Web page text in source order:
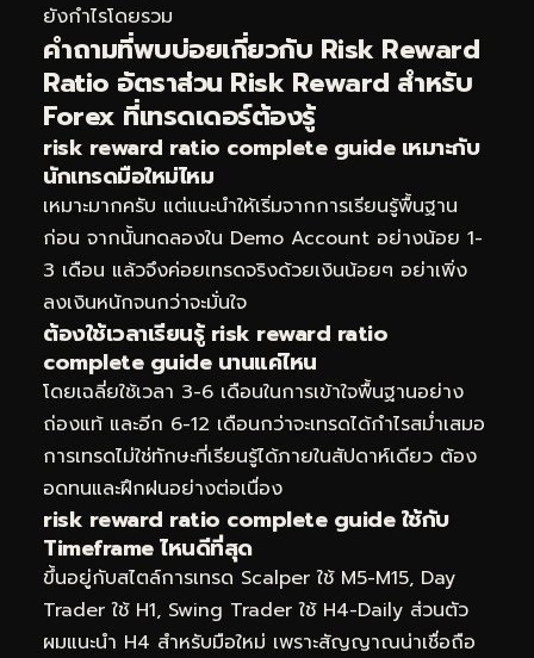
ยังกำไรโดยรวม
คำถามที่พบบ่อยเกี่ยวกับ Risk Reward
Ratio อัตราส่วน Risk Reward สำหรับ
Forex ที่เทรดเดอร์ต้องรู้
risk reward ratio complete guide เหมาะกับ
นักเทรดมือใหม่ไหม
เหมาะมากครับ แต่แนะนำให้เริ่มจากการเรียนรู้พื้นฐาน
ก่อน จากนั้นทดลองใน Demo Account อย่างน้อย 1-
3 เดือน แล้วจึงค่อยเทรดจริงด้วยเงินน้อยๆ อย่าเพิ่ง
ลงเงินหนักจนกว่าจะมั่นใจ
ต้องใช้เวลาเรียนรู้ risk reward ratio
complete guide นานแค่ไหน
โดยเฉลี่ยใช้เวลา 3-6 เดือนในการเข้าใจพื้นฐานอย่าง
ถ่องแท้ และอีก 6-12 เดือนกว่าจะเทรดได้กำไรสม่ำเสมอ
การเทรดไม่ใช่ทักษะที่เรียนรู้ได้ภายในสัปดาห์เดียว ต้อง
อดทนและฝึกฝนอย่างต่อเนื่อง
risk reward ratio complete guide ใช้กับ
Timeframe ไหนดีที่สุด
ขึ้นอยู่กับสไตล์การเทรด Scalper ใช้ M5-M15, Day
Trader ใช้ H1, Swing Trader ใช้ H4-Daily ส่วนตัว
ผมแนะนำ H4 สำหรับมือใหม่ เพราะสัญญาณน่าเชื่อถือ